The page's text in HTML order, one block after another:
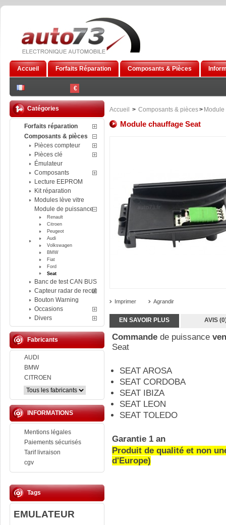
€
Accueil Forfaits Réparation Composants & Pièces
Catégories
Forfaits réparation
Composants & pièces
Pièces compteur
Pièces clé
Émulateur
Composants
Lecture EEPROM
Kit réparation
Modules lève vitre
Module de puissance
Renault
Citroen
Peugeot
Audi
Volkswagen
BMW
Fiat
Ford
Seat
Banc de test CAN BUS
Capteur radar de recul
Bouton Warning
Occasions
Divers
Fabricants
AUDI
BMW
CITROEN
INFORMATIONS
Mentions légales
Paiements sécurisés
Tarif livraison
cgv
Tags
EMULATEUR
Accueil > Composants & pièces>
Module chauffage Seat
Imprimer Agrandir
EN SAVOIR PLUS AVIS
Commande de puissance
Seat
SEAT AROSA
SEAT CORDOBA
SEAT IBIZA
SEAT LEON
SEAT TOLEDO
Garantie 1 an
Produit de qualité et non
d'Europe)